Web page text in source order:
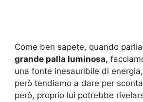
Come ben sapete, quando
grande palla luminosa,
una fonte inesauribile di
però tendiamo a dare per
però, proprio lui potrebbe